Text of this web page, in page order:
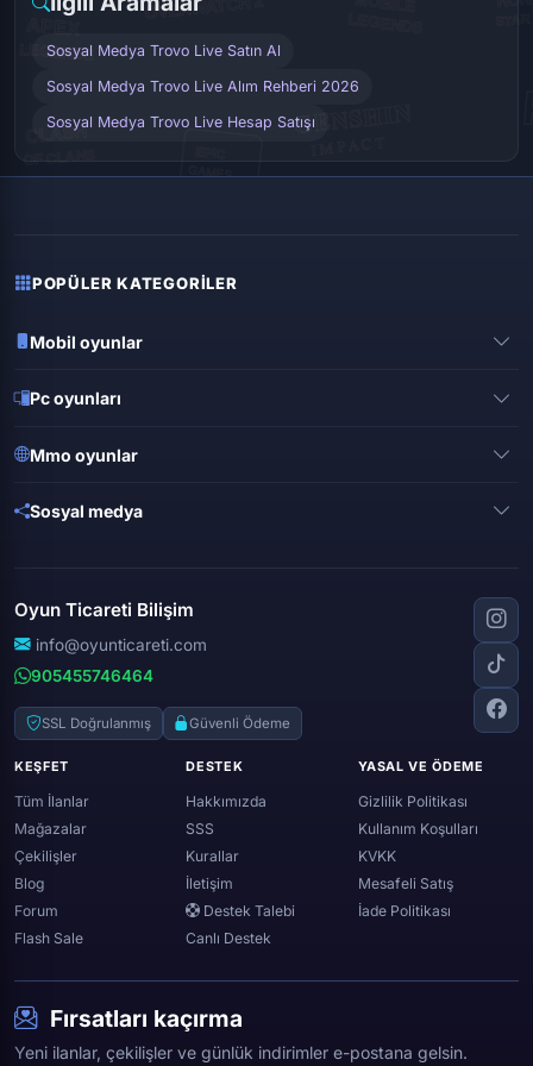
Sosyal Medya Trovo Live Satın Al
Sosyal Medya Trovo Live Alım Rehberi 2026
Sosyal Medya Trovo Live Hesap Satışı
POPÜLER KATEGORILER
Mobil oyunlar
Mobile legends
Free fire
Minecraft
Pc oyunları
Gta online
Lost ark
World of warcraft
Zula
Mmo oyunlar
Wolfteam
Black desert online
Genshin ımpact
Sosyal medya
Discord
Youtube
Twitter (x)
Spotify
Oyun Ticareti Bilişim
info@oyunticareti.com
905455746464
SSL Doğrulanmış Güvenli Ödeme
KEŞFET
Tüm İlanlar
Mağazalar
Çekilişler
Blog
Forum
Flash Sale
DESTEK
Hakkımızda
SSS
Kurallar
İletişim
Destek Talebi
Canlı Destek
YASAL VE ÖDEME
Gizlilik Politikası
Kullanım Koşulları
KVKK
Mesafeli Satış
İade Politikası
Fırsatları kaçırma
Yeni ilanlar, çekilişler ve günlük indirimler e-postana gelsin.